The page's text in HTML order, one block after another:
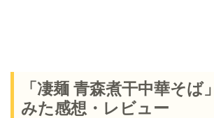
「凄麺 青森煮干中華そば
みた感想・レビュー